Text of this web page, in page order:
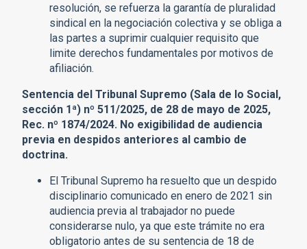
resolución, se refuerza la garantía de pluralidad
sindical en la negociación colectiva y se obliga a
las partes a suprimir cualquier requisito que
limite derechos fundamentales por motivos de
afiliación.
Sentencia del Tribunal Supremo (Sala de lo Social,
sección 1ª) nº 511/2025, de 28 de mayo de 2025,
Rec. nº 1874/2024. No exigibilidad de audiencia
previa en despidos anteriores al cambio de
doctrina.
El Tribunal Supremo ha resuelto que un despido
disciplinario comunicado en enero de 2021 sin
audiencia previa al trabajador no puede
considerarse nulo, ya que este trámite no era
obligatorio antes de su sentencia de 18 de